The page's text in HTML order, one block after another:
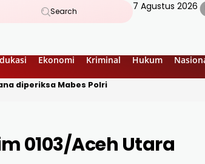
Search 7 Agustus 2026
Ekonomi Kriminal Hukum
diperiksa Mabes Polri
0103/Aceh Utara